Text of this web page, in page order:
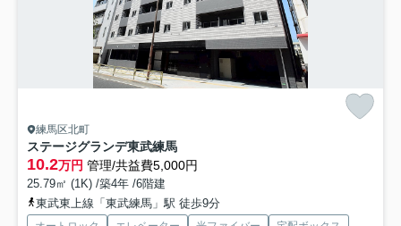
練馬区北町
ステージグランデ東武練馬
10.2万円 管理/共益費5,000円
25.79㎡ (1K) /築4年 /6階建
東武東上線「東武練馬」駅 徒歩9分